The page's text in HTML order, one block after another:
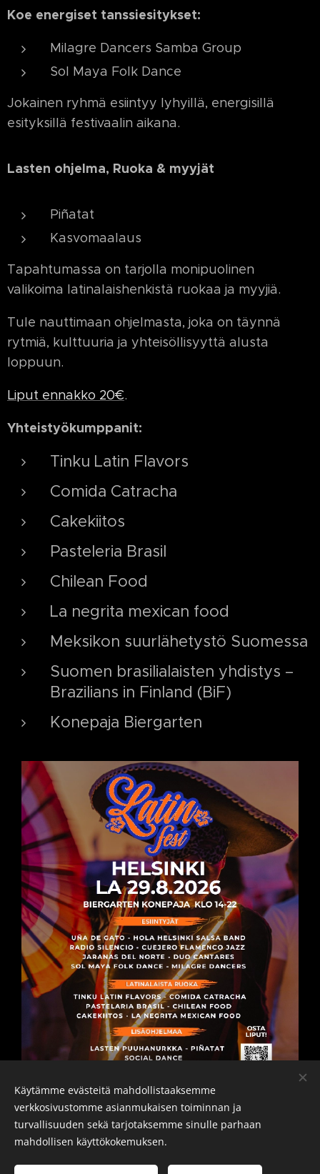
Koe energiset tanssiesitykset:
Milagre Dancers Samba Group
Sol Maya Folk Dance
Jokainen ryhmä esiintyy lyhyillä, energisillä
esityksillä festivaalin aikana.
Lasten ohjelma, Ruoka & myyjät
Piñatat
Kasvomaalaus
Tapahtumassa on tarjolla monipuolinen
valikoima latinalaishenkistä ruokaa ja myyjiä.
Tule nauttimaan ohjelmasta, joka on täynnä
rytmiä, kulttuuria ja yhteisöllisyyttä alusta
loppuun.
Liput ennakko 20€.
Yhteistyökumppanit:
Tinku Latin Flavors
Comida Catracha
Cakekiitos
Pasteleria Brasil
Chilean Food
La negrita mexican food
Meksikon suurlähetystö Suomessa
Suomen brasilialaisten yhdistys –
Brazilians in Finland (BiF)
Konepaja Biergarten
Käytämme evästeitä mahdollistaaksemme
verkkosivustomme asianmukaisen toiminnan ja
turvallisuuden sekä tarjotaksemme sinulle parhaan
mahdollisen käyttökokemuksen.